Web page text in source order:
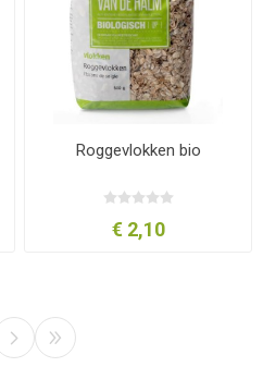
Roggevlokken bio
€ 2,10